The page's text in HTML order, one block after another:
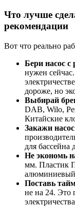
Что лучше
рекомендации
Вот что реально
Бери насос с
нужен
дороже, но
Выбирай
DAB, Wilo,
Китайские
Закажи
для бассейна
Не экономь
мм. Пластик
Поставь
не на 24. Это